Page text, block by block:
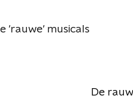
'rauwe' musicals
De